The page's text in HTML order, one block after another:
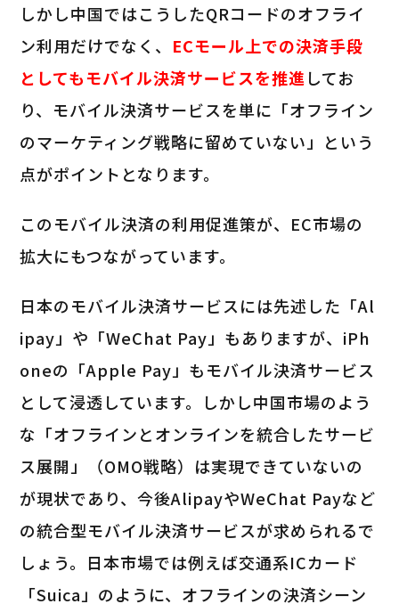
しかし中国ではこうしたQRコードのオフライ
ン利用だけでなく、 ECモール上での決済手段
としてもモバイル決済サービスを推進 してお
り、モバイル決済サービスを単に「オフライン
のマーケティング戦略に留めていない」という
点がポイントとなります。
このモバイル決済の利用促進策が、EC市場の
拡大にもつながっています。
日本のモバイル決済サービスには先述した「Al
ipay」や「WeChat Pay」もありますが、iPh
oneの「Apple Pay」もモバイル決済サービス
として浸透しています。しかし中国市場のよう
な「オフラインとオンラインを統合したサービ
ス展開」（OMO戦略）は実現できていないの
が現状であり、今後AlipayやWeChat Payなど
の統合型モバイル決済サービスが求められるで
しょう。日本市場では例えば交通系ICカード
「Suica」のように、オフラインの決済シーン